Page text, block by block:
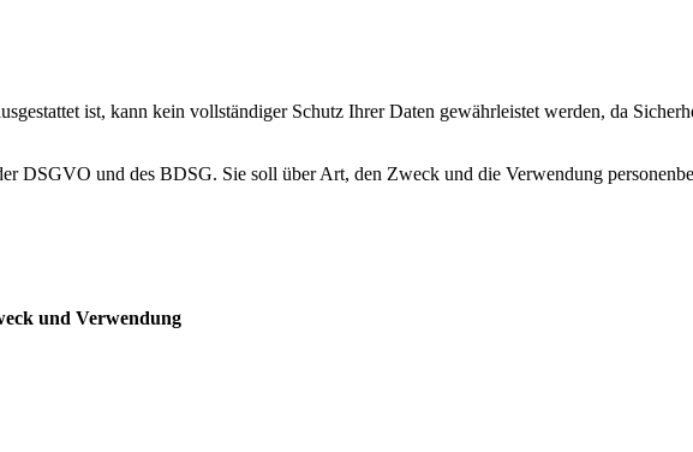
ist, kann kein vollständiger Schutz Ihrer Daten gewährleistet werden, da
DSGVO und des BDSG. Sie soll über Art, den Zweck und die Verwendung
und Verwendung